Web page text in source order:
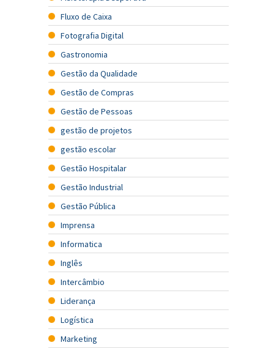
Fluxo de Caixa
Fotografia Digital
Gastronomia
Gestão da Qualidade
Gestão de Compras
Gestão de Pessoas
gestão de projetos
gestão escolar
Gestão Hospitalar
Gestão Industrial
Gestão Pública
Imprensa
Informatica
Inglês
Intercâmbio
Liderança
Logística
Marketing